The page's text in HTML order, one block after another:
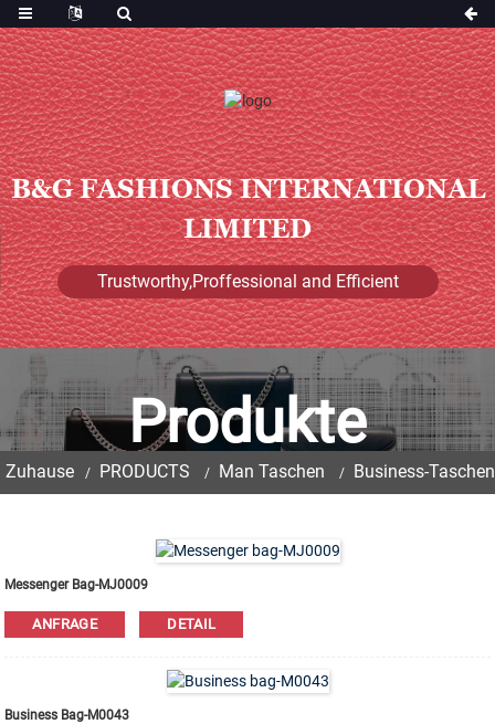
B&G FASHIONS INTERNATIONAL
LIMITED
Trustworthy,Proffessional and Efficient
Produkte
Zuhause PRODUCTS Man Taschen Business-Taschen
Messenger Bag-MJ0009
ANFRAGE DETAIL
Business Bag-M0043